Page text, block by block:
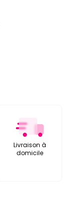
Livraison à
domicile